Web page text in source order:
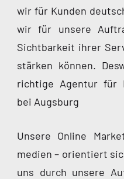
wir für Kunden
wir für unsere
Sichtbarkeit ihrer
stärken können.
richtige Agentur für
bei Augsburg
Unsere Online
medien – orientiert
uns durch unsere